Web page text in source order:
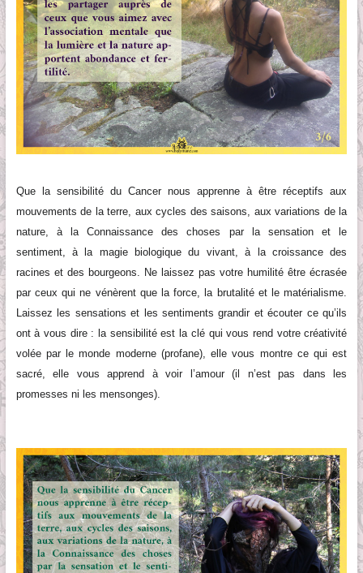
Que la sensibilité du Cancer nous apprenne à être réceptifs aux
mouvements de la terre, aux cycles des saisons, aux variations de la
nature, à la Connaissance des choses par la sensation et le
sentiment, à la magie biologique du vivant,à la croissance des
racines et des bourgeons . Ne laissez pas votre humilité être écrasée
par ceux qui ne vénèrent que la force, la brutalité et le matérialisme
Laissez les sensations et les sentiments grandir et écouter ce qu’ils
ont à vous dire : la sensibilité est la clé qui vous rend votre créativité
volée par le monde moderne (profane), elle vous montre ce qui est
sacré, elle vous apprend à voir l’amour (il n’est pas dans les
promesses ni les mensonges).